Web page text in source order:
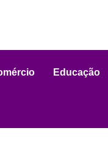
Educação